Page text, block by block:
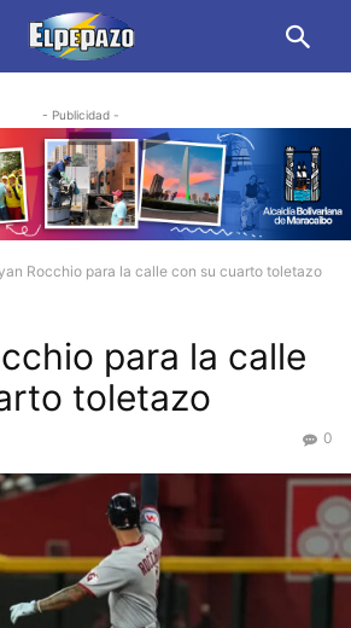
- Publicidad -
Rocchio para la calle con su cuarto toletazo
para la calle
toletazo
0